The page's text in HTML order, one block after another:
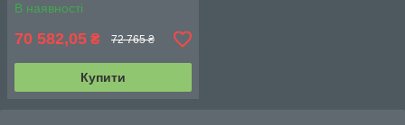
В наявності
70 582,05 ₴ 72 765 ₴
Купити